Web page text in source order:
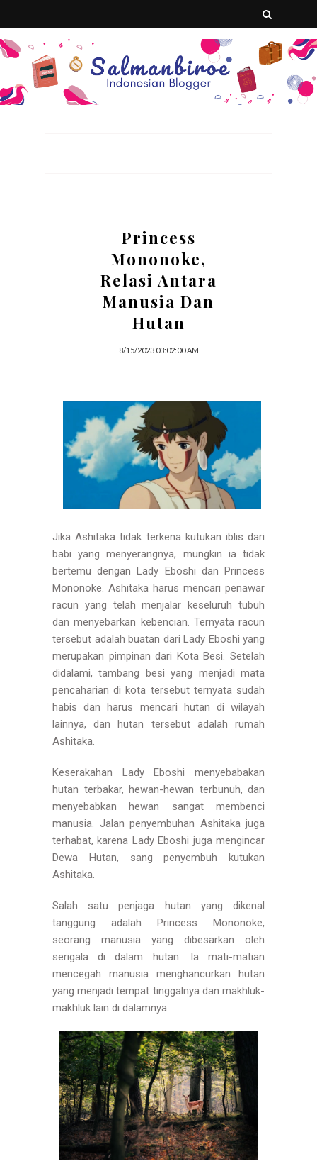
Princess
Mononoke,
Relasi Antara
Manusia Dan
Hutan
8/15/2023 03:02:00 AM
Jika Ashitaka tidak terkena kutukan iblis dari
babi yang menyerangnya, mungkin ia tidak
bertemu dengan Lady Eboshi dan Princess
Mononoke. Ashitaka harus mencari penawar
racun yang telah menjalar keseluruh tubuh
dan menyebarkan kebencian. Ternyata racun
tersebut adalah buatan dari Lady Eboshi yang
merupakan pimpinan dari Kota Besi. Setelah
didalami, tambang besi yang menjadi mata
pencaharian di kota tersebut ternyata sudah
habis dan harus mencari hutan di wilayah
lainnya, dan hutan tersebut adalah rumah
Ashitaka.
Keserakahan Lady Eboshi menyebabakan
hutan terbakar, hewan-hewan terbunuh, dan
menyebabkan hewan sangat membenci
manusia. Jalan penyembuhan Ashitaka juga
terhabat, karena Lady Eboshi juga mengincar
Dewa Hutan, sang penyembuh kutukan
Ashitaka.
Salah satu penjaga hutan yang dikenal
tanggung adalah Princess Mononoke,
seorang manusia yang dibesarkan oleh
serigala di dalam hutan. Ia mati-matian
mencegah manusia menghancurkan hutan
yang menjadi tempat tinggalnya dan makhluk-
makhluk lain di dalamnya.